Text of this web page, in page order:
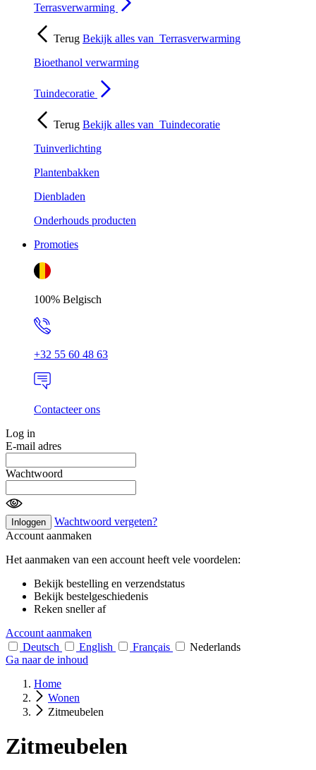
Terrasverwarming
Terug Bekijk alles van Terrasverwarming
Bioethanol verwarming
Tuindecoratie
Terug Bekijk alles van Tuindecoratie
Tuinverlichting
Plantenbakken
Dienbladen
Onderhouds producten
Promoties
100% Belgisch
+32 55 60 48 63
Contacteer ons
Log in
E-mail adres
Wachtwoord
Inloggen
Wachtwoord vergeten?
Account aanmaken
Het aanmaken van een account heeft vele voordelen:
Bekijk bestelling en verzendstatus
Bekijk bestelgeschiedenis
Reken sneller af
Account aanmaken
Deutsch
English Français
Nederlands
Ga naar de inhoud
Home
Wonen
Zitmeubelen
Zitmeubelen